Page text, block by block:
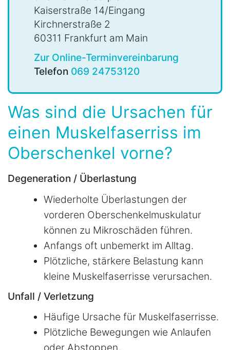
Kaiserstraße 14/Eingang
Kirchnerstraße 2
60311 Frankfurt am Main
Zur Online-Terminvereinbarung
Telefon 069 24753120
Was sind die Ursachen für
einen Muskelfaserriss im
Oberschenkel vorne?
Degeneration / Überlastung
Wiederholte Überlastungen der
vorderen Oberschenkelmuskulatur
können zu Mikroschäden führen.
Anfangs oft unbemerkt im Alltag.
Plötzliche, stärkere Belastung kann
kleine Muskelfaserrisse verursachen.
Unfall / Verletzung
Häufige Ursache für Muskelfaserrisse.
Plötzliche Bewegungen wie Anlaufen
oder Abstoppen.